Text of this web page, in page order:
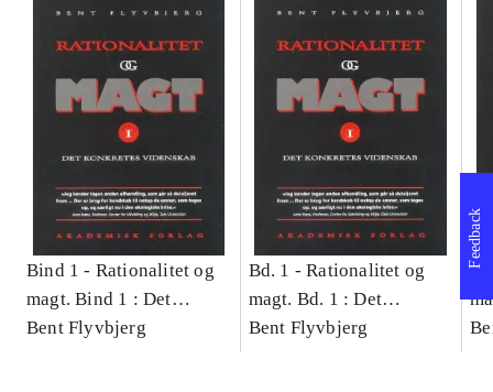
Bind 1 - Rationalitet og
magt. Bind 1 : Det
konkretes videnskab
Bent Flyvbjerg
Bd. 1 -Rationalitet og
magt. Bd. 1 : Det
konkretes videnskab
Bent Flyvbjerg
Feedback